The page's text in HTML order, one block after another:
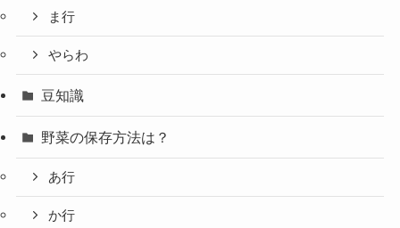
ま行
やらわ
豆知識
野菜の保存方法は？
あ行
か行